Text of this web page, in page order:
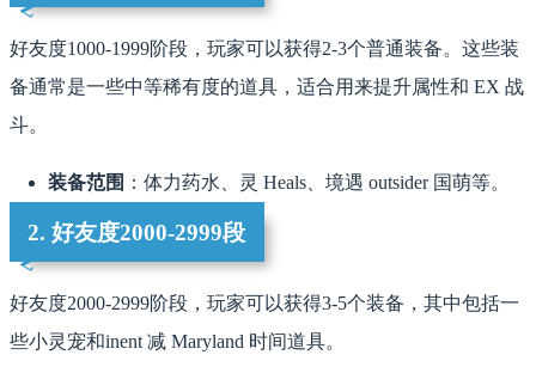
好友度1000-1999阶段，玩家可以获得2-3个普通装备。这些装
备通常是一些中等稀有度的道具，适合用来提升属性和 EX 战
斗。
装备范围 ：体力药水、灵 Heals、境遇 outsider 国萌等。
2. 好友度2000-2999段
好友度2000-2999阶段，玩家可以获得3-5个装备，其中包括一
些小灵宠和inent 减 Maryland 时间道具。